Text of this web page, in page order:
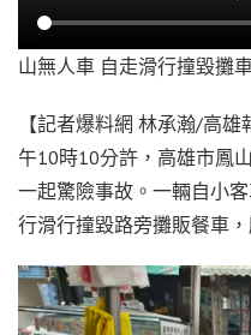
山無人車 自走滑行撞毀攤
【記者爆料網 林承瀚/高
午10時10分許，高雄市鳳
一起驚險事故。一輛自小
行滑行撞毀路旁攤販餐車